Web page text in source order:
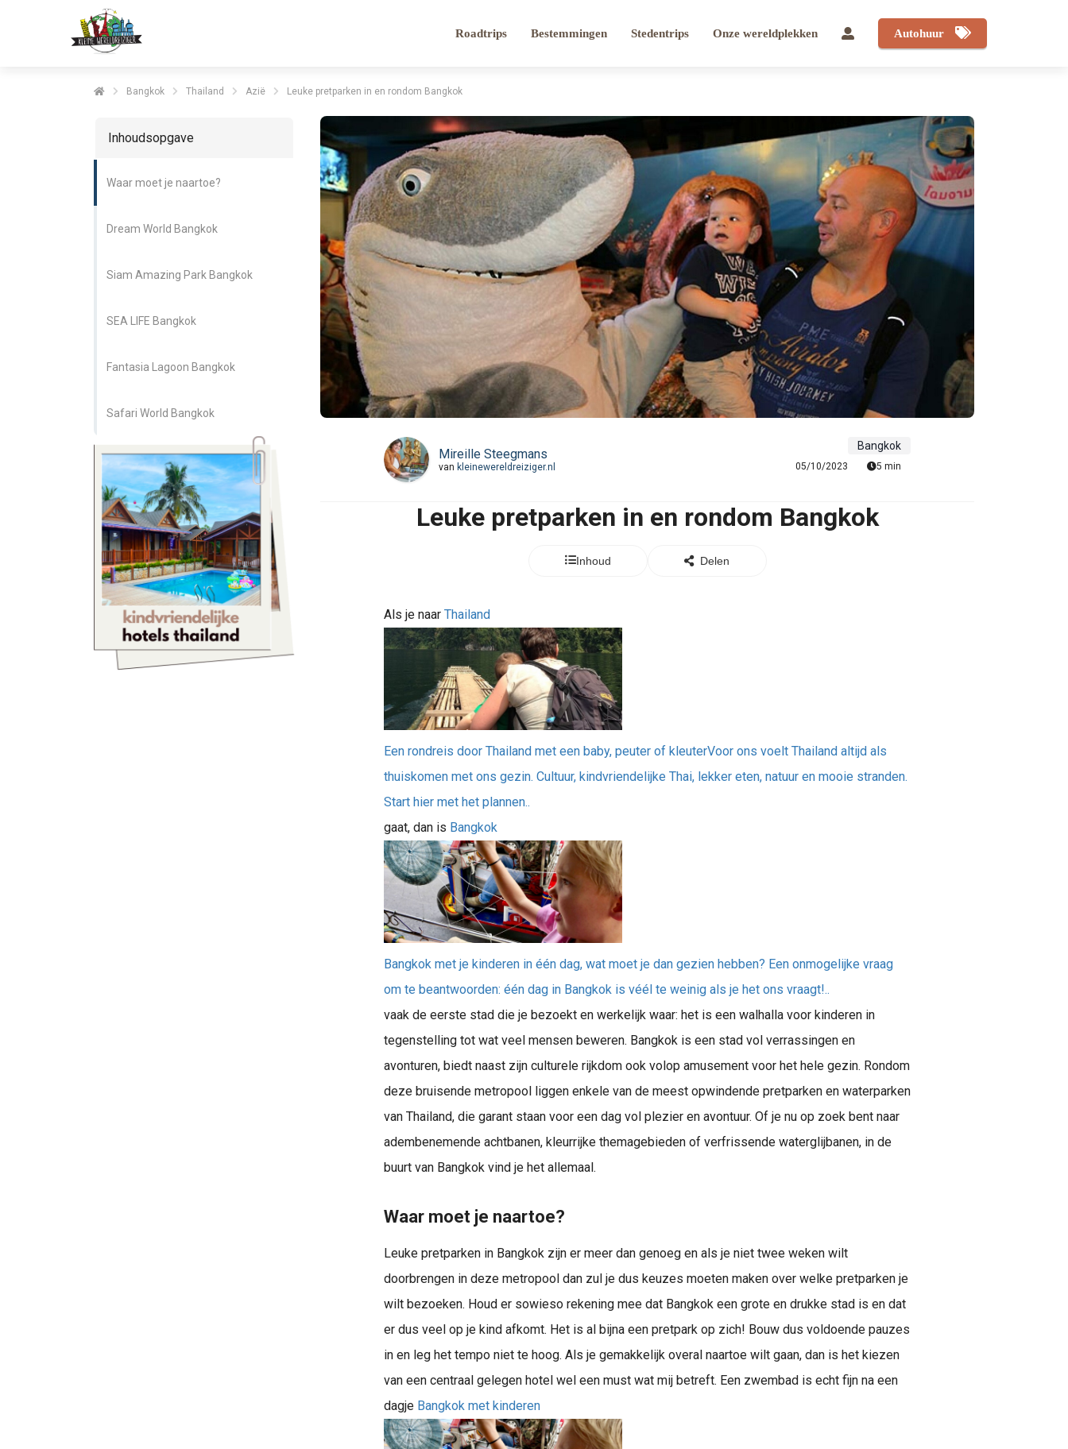
Roadtrips Bestemmingen Stedentrips Onze wereldplekken Autohuur
Bangkok Thailand Azië Leuke pretparken in en rondom Bangkok
Inhoudsopgave
Waar moet je naartoe?
Dream World Bangkok
Siam Amazing Park Bangkok
SEA LIFE Bangkok
Fantasia Lagoon Bangkok
Safari World Bangkok
Mireille Steegmans
van kleinewereldreiziger.nl
Bangkok
05/10/2023 5 min
Leuke pretparken in en rondom Bangkok
Inhoud Delen
Als je naar Thailand
Een rondreis door Thailand met een baby, peuter of kleuterVoor ons voelt Thailand altijd als
thuiskomen met ons gezin. Cultuur, kindvriendelijke Thai, lekker eten, natuur en mooie stranden.
Start hier met het plannen..
gaat, dan is Bangkok
Bangkok met je kinderen in één dag, wat moet je dan gezien hebben? Een onmogelijke vraag
om te beantwoorden: één dag in Bangkok is véél te weinig als je het ons vraagt!..
vaak de eerste stad die je bezoekt en werkelijk waar: het is een walhalla voor kinderen in
tegenstelling tot wat veel mensen beweren. Bangkok is een stad vol verrassingen en
avonturen, biedt naast zijn culturele rijkdom ook volop amusement voor het hele gezin. Rondom
deze bruisende metropool liggen enkele van de meest opwindende pretparken en waterparken
van Thailand, die garant staan voor een dag vol plezier en avontuur. Of je nu op zoek bent naar
adembenemende achtbanen, kleurrijke themagebieden of verfrissende waterglijbanen, in de
buurt van Bangkok vind je het allemaal.
Waar moet je naartoe?
Leuke pretparken in Bangkok zijn er meer dan genoeg en als je niet twee weken wilt
doorbrengen in deze metropool dan zul je dus keuzes moeten maken over welke pretparken je
wilt bezoeken. Houd er sowieso rekening mee dat Bangkok een grote en drukke stad is en dat
er dus veel op je kind afkomt. Het is al bijna een pretpark op zich! Bouw dus voldoende pauzes
in en leg het tempo niet te hoog. Als je gemakkelijk overal naartoe wilt gaan, dan is het kiezen
van een centraal gelegen hotel wel een must wat mij betreft. Een zwembad is echt fijn na een
dagje Bangkok met kinderen